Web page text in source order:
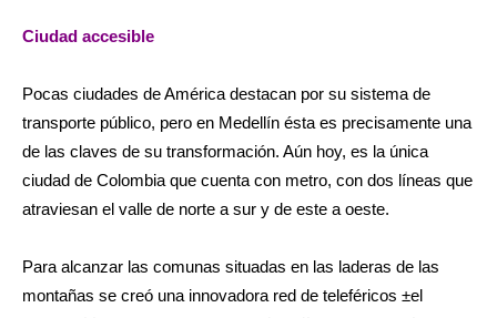
Ciudad accesible
Pocas ciudades de América destacan por su sistema de
transporte público, pero en Medellín ésta es precisamente una
de las claves de su transformación. Aún hoy, es la única
ciudad de Colombia que cuenta con metro, con dos líneas que
atraviesan el valle de norte a sur y de este a oeste.
Para alcanzar las comunas situadas en las laderas de las
montañas se creó una innovadora red de teleféricos ±­el